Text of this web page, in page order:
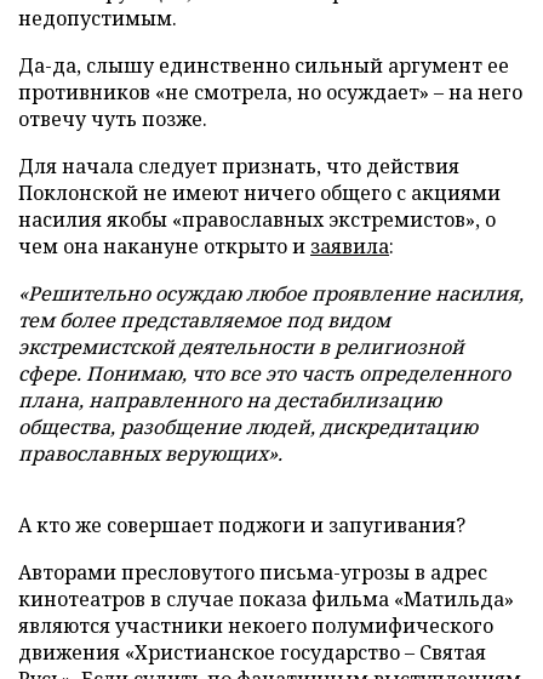
недопустимым.
Да-да, слышу единственно сильный аргумент ее
противников «не смотрела, но осуждает» – на него
отвечу чуть позже.
Для начала следует признать, что действия
Поклонской не имеют ничего общего с акциями
насилия якобы «православных экстремистов», о
чем она накануне открыто и заявила:
«Решительно осуждаю любое проявление насилия,
тем более представляемое под видом
экстремистской деятельности в религиозной
сфере. Понимаю, что все это часть определенного
плана, направленного на дестабилизацию
общества, разобщение людей, дискредитацию
православных верующих».
А кто же совершает поджоги и запугивания?
Авторами пресловутого письма-угрозы в адрес
кинотеатров в случае показа фильма «Матильда»
являются участники некоего полумифического
движения «Христианское государство – Святая